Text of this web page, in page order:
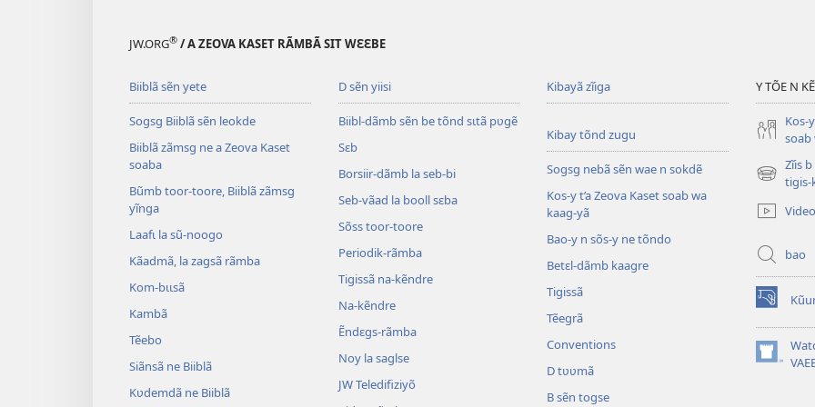
JW.ORG® / A ZEOVA KASET RÃMBÃ SIT WƐƐBE
Biiblã sẽn yete
Sogsg Biiblã sẽn leokde
Biiblã zãmsg ne a Zeova Kaset
soaba
Bũmb toor-toore, Biiblã zãmsg
yĩnga
Laafɩ la sũ-noogo
Kãadmã, la zagsã rãmba
Kom-bɩɩsã
Kambã
Tẽebo
Siãnsã ne Biiblã
Kʋdemdã ne Biiblã
D sẽn yiisi
Biibl-dãmb sẽn be tõnd sɩtã pʋgẽ
Sɛb
Borsiir-dãmb la seb-bi
Seb-vãad la booll sɛba
Sõss toor-toore
Periodik-rãmba
Tigissã na-kẽndre
Na-kẽndre
Ẽndɛgs-rãmba
Noy la saglse
JW Teledifiziyõ
Kibayã zĩiga
Kibay tõnd zugu
Sogsg nebã sẽn wae n sokdẽ
Kos-y t’a Zeova Kaset soab wa
kaag-yã
Bao-y n sõs-y ne tõndo
Betɛl-dãmb kaagre
Tigissã
Tẽegrã
Conventions
D tʋʋmã
B sẽn togse
Y TÕE N
Kos-
soab
Zĩis
tigis-
(ouvre
nouvelle
bao
(ouvre
une
nouvelle
fenêtre)
(ouvre